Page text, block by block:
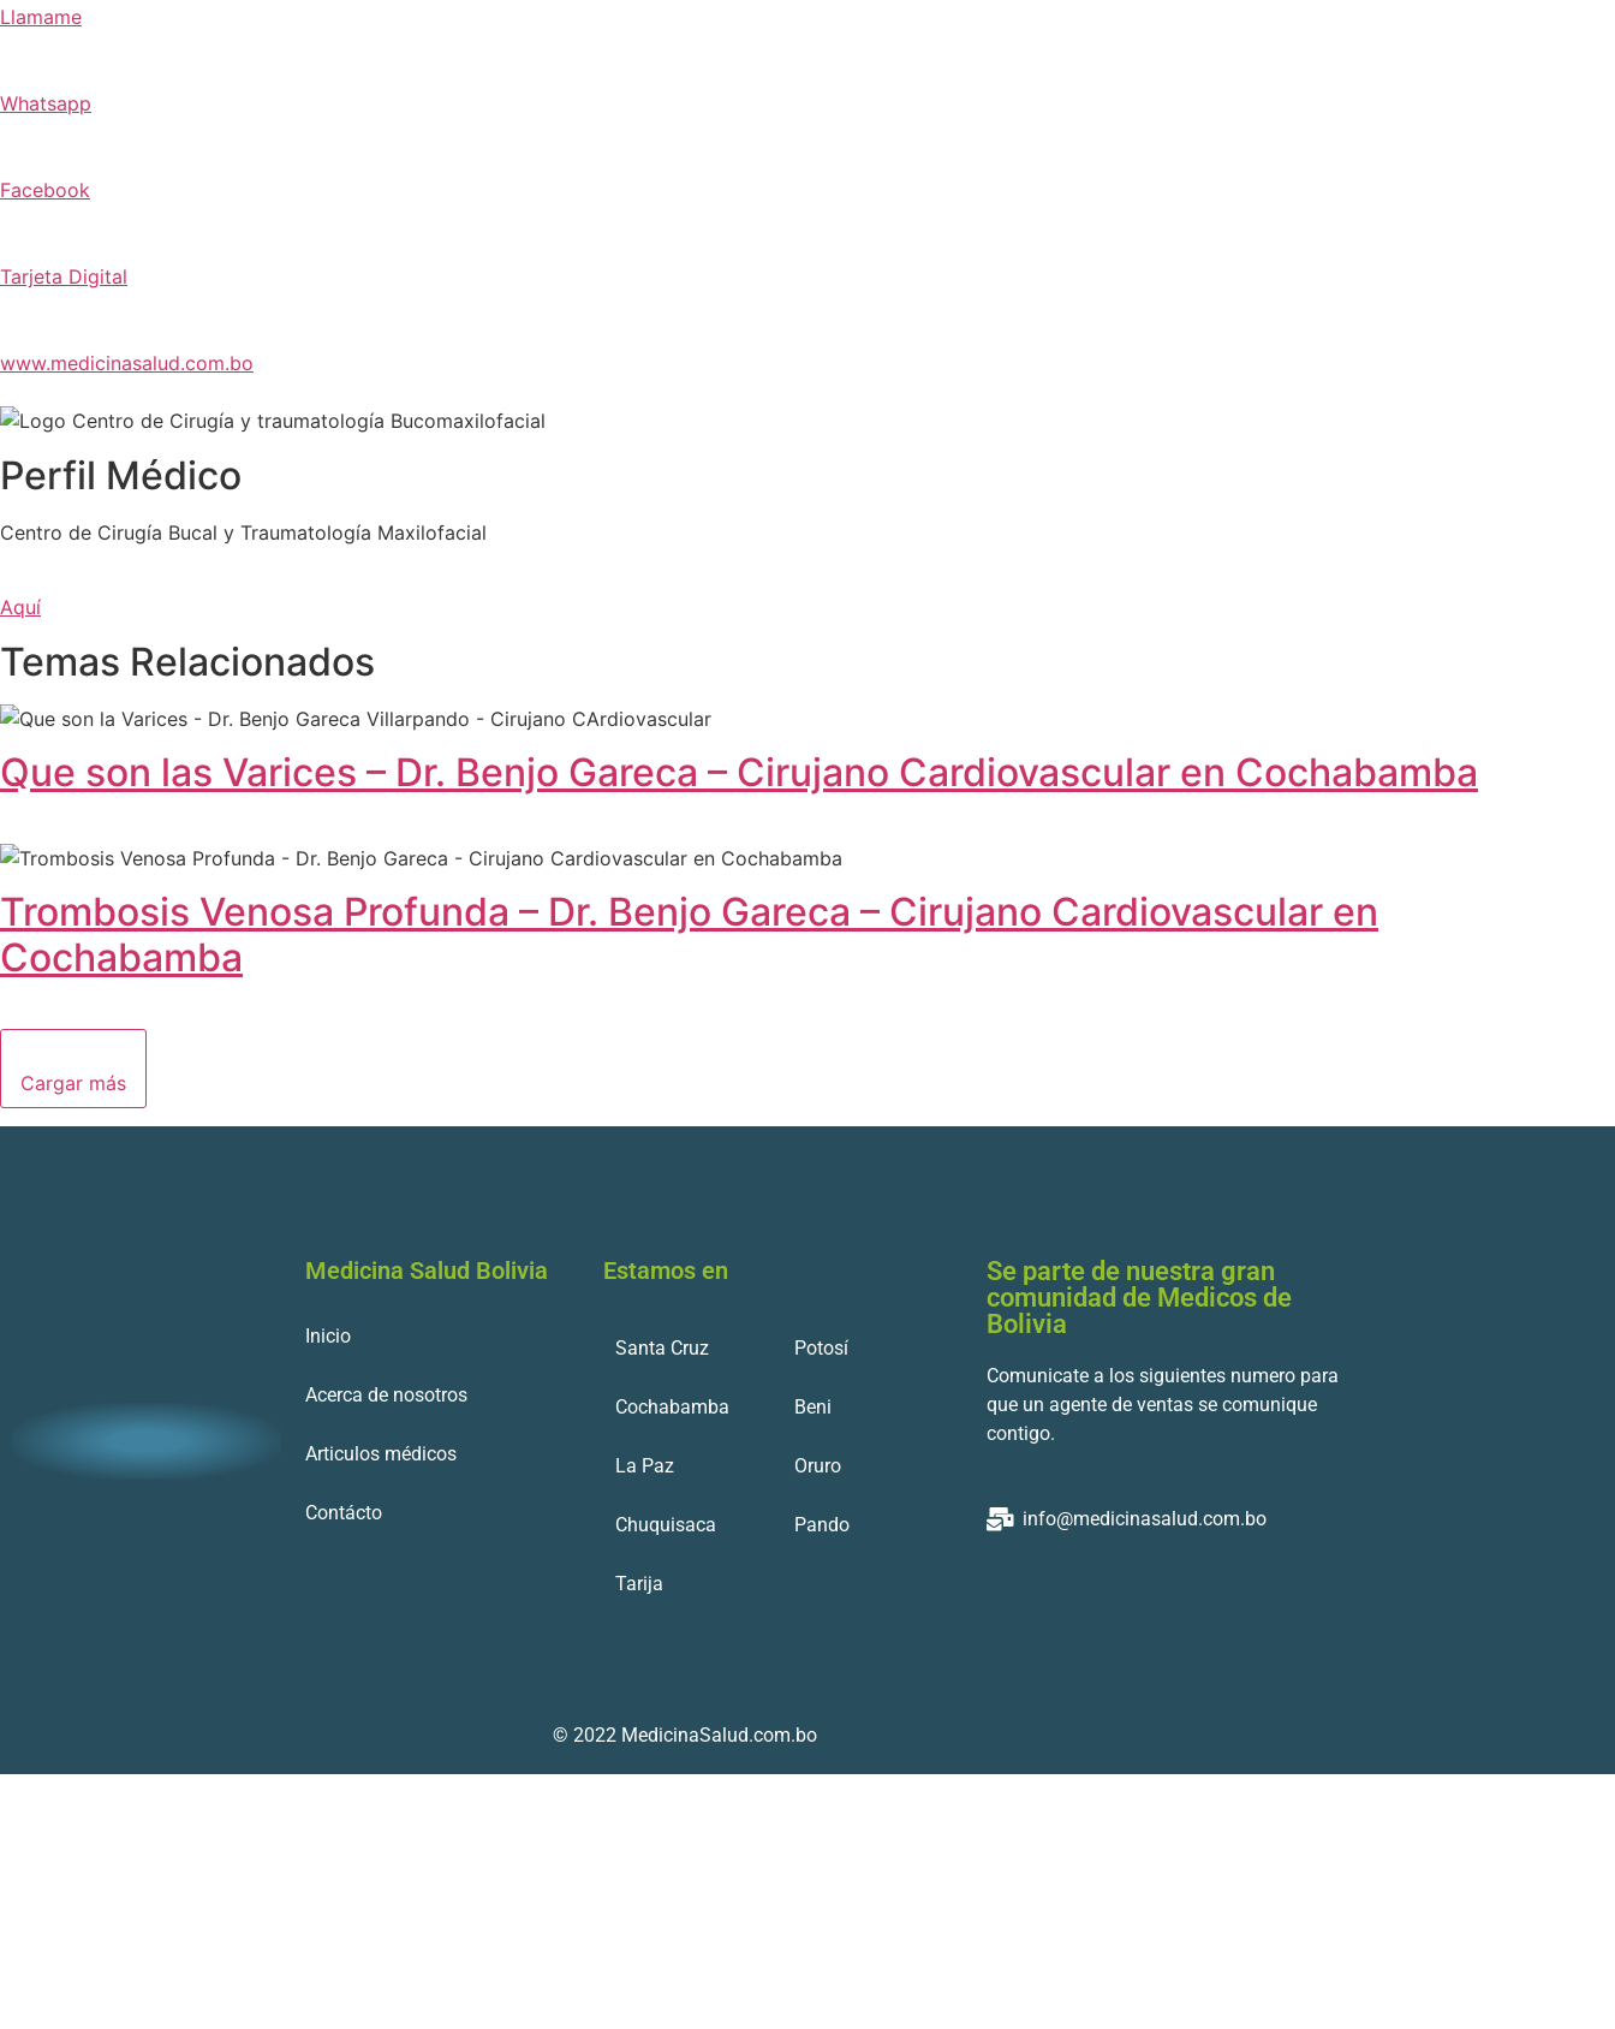
Llamame
Whatsapp
Facebook
Tarjeta Digital
www.medicinasalud.com.bo
Perfil Médico
Centro de Cirugía Bucal y Traumatología Maxilofacial
Aquí
Temas Relacionados
Que son las Varices – Dr. Benjo Gareca – Cirujano Cardiovascular en Cochabamba
Trombosis Venosa Profunda – Dr. Benjo Gareca – Cirujano Cardiovascular en
Cochabamba
Cargar más
Medicina Salud Bolivia
Inicio
Acerca de nosotros
Articulos médicos
Contácto
Estamos en
Santa Cruz
Cochabamba
La Paz
Chuquisaca
Tarija
Potosí
Beni
Oruro
Pando
Se parte de nuestra gran
comunidad de Medicos de
Bolivia
Comunicate a los siguientes numero para
que un agente de ventas se comunique
contigo.
info@medicinasalud.com.bo
© 2022 MedicinaSalud.com.bo